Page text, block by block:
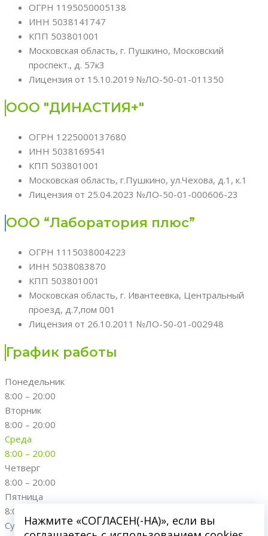
ОГРН 1195050005138
ИНН 5038141747
КПП 503801001
Московская область, г. Пушкино, Московский
проспект., д. 57к3
Лицензия от 15.10.2019 №ЛО-50-01-011350
ООО "ДИНАСТИЯ+"
ОГРН 1225000137680
ИНН 5038169541
КПП 503801001
Московская область, г.Пушкино, ул.Чехова, д.1, к.1
Лицензия от 25.04.2023 №ЛО-50-01-000606-23
ООО “Лаборатория плюс”
ОГРН 1115038004223
ИНН 5038083870
КПП 503801001
Московская область, г. Ивантеевка, Центральный
проезд, д.7,пом 001
Лицензия от 26.10.2011 №ЛО-50-01-002948
График работы
Понедельник
8:00 – 20:00
Вторник
8:00 – 20:00
Среда
8:00 – 20:00
Четверг
8:00 – 20:00
Пятница
8:00 – 20:00
СубботаНажмите «СОГЛАСЕН(-НА)», если вы